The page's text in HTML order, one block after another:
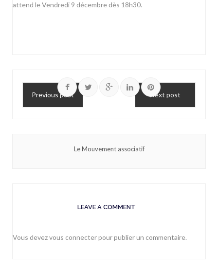
attend le Vendredi 9 décembre dès 18h30.
Previous post Next post
Le Mouvement associatif
LEAVE A COMMENT
Vous devezvous connecterpour publier un commentaire.